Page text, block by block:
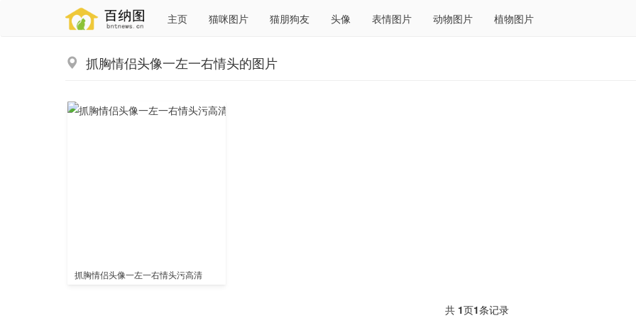
主页 猫咪图片 猫朋狗友 头像 表情图片 动物图片 植物图片
抓胸情侣头像一左一右情头的图片
抓胸情侣头像一左一右情头污高清
共 1页1条记录